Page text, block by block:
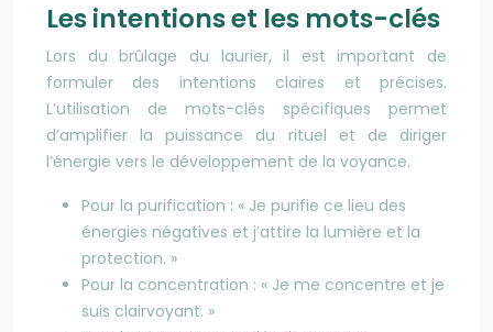
Les intentions et les mots-clés
Lors du brûlage du laurier, il est important de
formuler des intentions claires et précises.
L’utilisation de mots-clés spécifiques permet
d’amplifier la puissance du rituel et de diriger
l’énergie vers le développement de la voyance.
Pour la purification : « Je purifie ce lieu des
énergies négatives et j’attire la lumière et la
protection. »
Pour la concentration : « Je me concentre et je
suis clairvoyant. »